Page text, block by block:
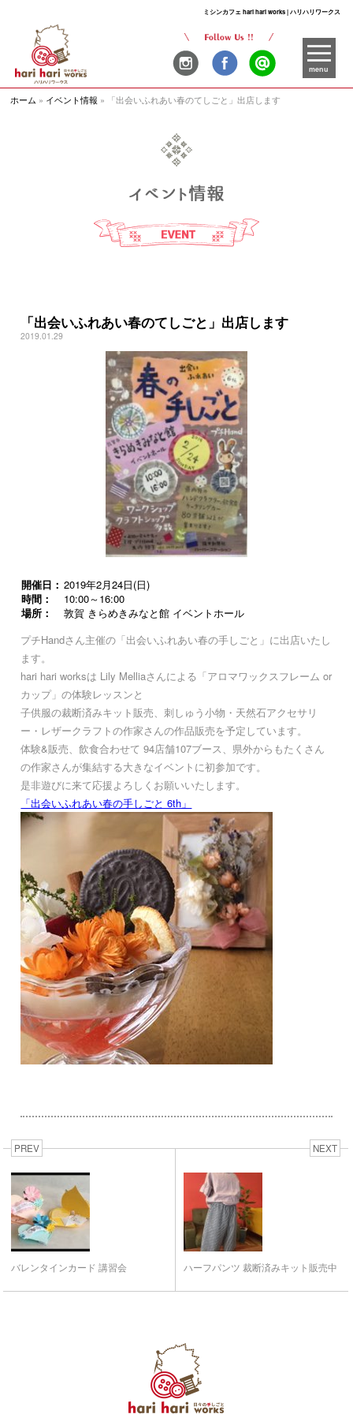
ミシンカフェ hari hari works | ハリハリワークス
menu
ホーム » イベント情報 » 「出会いふれあい春のてしごと」出店します
「出会いふれあい春のてしごと」出店します
2019.01.29
開催日： 2019年2月24日(日)
時間：
10:00～16:00
場所：
敦賀 きらめきみなと館 イベントホール
プチHandさん主催の「出会いふれあい春の手しごと」に出店いたし
ます。
hari hari worksは Lily Melliaさんによる「アロマワックスフレーム or
カップ」の体験レッスンと
子供服の裁断済みキット販売、刺しゅう小物・天然石アクセサリ
ー・レザークラフトの作家さんの作品販売を予定しています。
体験&販売、飲食合わせて 94店舗107ブース、県外からもたくさん
の作家さんが集結する大きなイベントに初参加です。
是非遊びに来て応援よろしくお願いいたします。
「出会いふれあい春の手しごと 6th」
PREV
バレンタインカード 講習会
NEXT
ハーフパンツ 裁断済みキット販売中